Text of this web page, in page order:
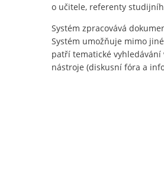
o učitele, referenty
Systém zpracovává
Systém umožňuje mimo
patří tematické vyhledávání
nástroje (diskusní fóra a